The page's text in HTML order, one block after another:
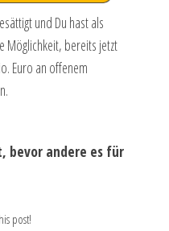
und Du hast als
Möglichkeit, bereits jetzt
Euro an offenem
bevor andere es für
post!